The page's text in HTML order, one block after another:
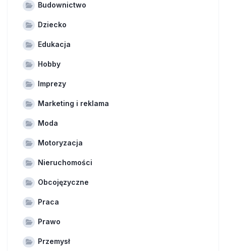
Budownictwo
Dziecko
Edukacja
Hobby
Imprezy
Marketing i reklama
Moda
Motoryzacja
Nieruchomości
Obcojęzyczne
Praca
Prawo
Przemysł